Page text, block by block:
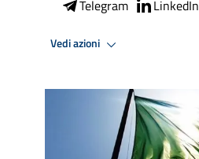
Telegram
LinkedIn
Vedi azioni